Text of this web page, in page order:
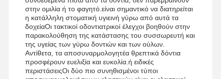
Ποιοτικός
Έλεγχος
Επαφή Νέα
Όλες Οι
Περιπτώσεις
στην ομιλία ή το φαγητό.είναι σημαντικό να διατηρείται
η κατάλληλη στοματική υγιεινή γύρω από αυτά τα
δοχείαΟι τακτικοί οδοντιατρικοί έλεγχοι βοηθούν στην
παρακολούθηση της κατάστασης του συσσωρευτή και
της υγείας των γύρω δοντιών και των ούλων.
Αντίθετα, τα αποσυναρμολογητέα θρεπτικά δόντια
προσφέρουν ευελιξία και ευκολία.ή ειδικές
περιστάσειςΟι δύο πιο συνηθισμένοι τύποι